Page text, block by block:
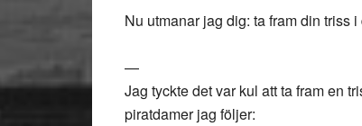
Nu utmanar jag dig: ta fram din triss i
—
Jag tyckte det var kul att ta fram en
piratdamer jag följer: